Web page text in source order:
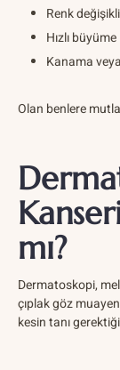
Renk
Hızlı büyüme
Kanama
Olan benlere
mı?
Dermatoskopi,
çıplak göz
kesin tanı